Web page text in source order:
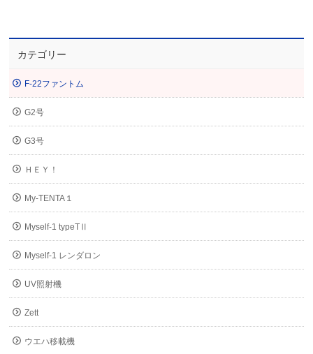
カテゴリー
F-22ファントム
G2号
G3号
ＨＥＹ！
My-TENTA１
Myself-1 typeTⅡ
Myself-1 レンダロン
UV照射機
Zett
ウエハ移載機